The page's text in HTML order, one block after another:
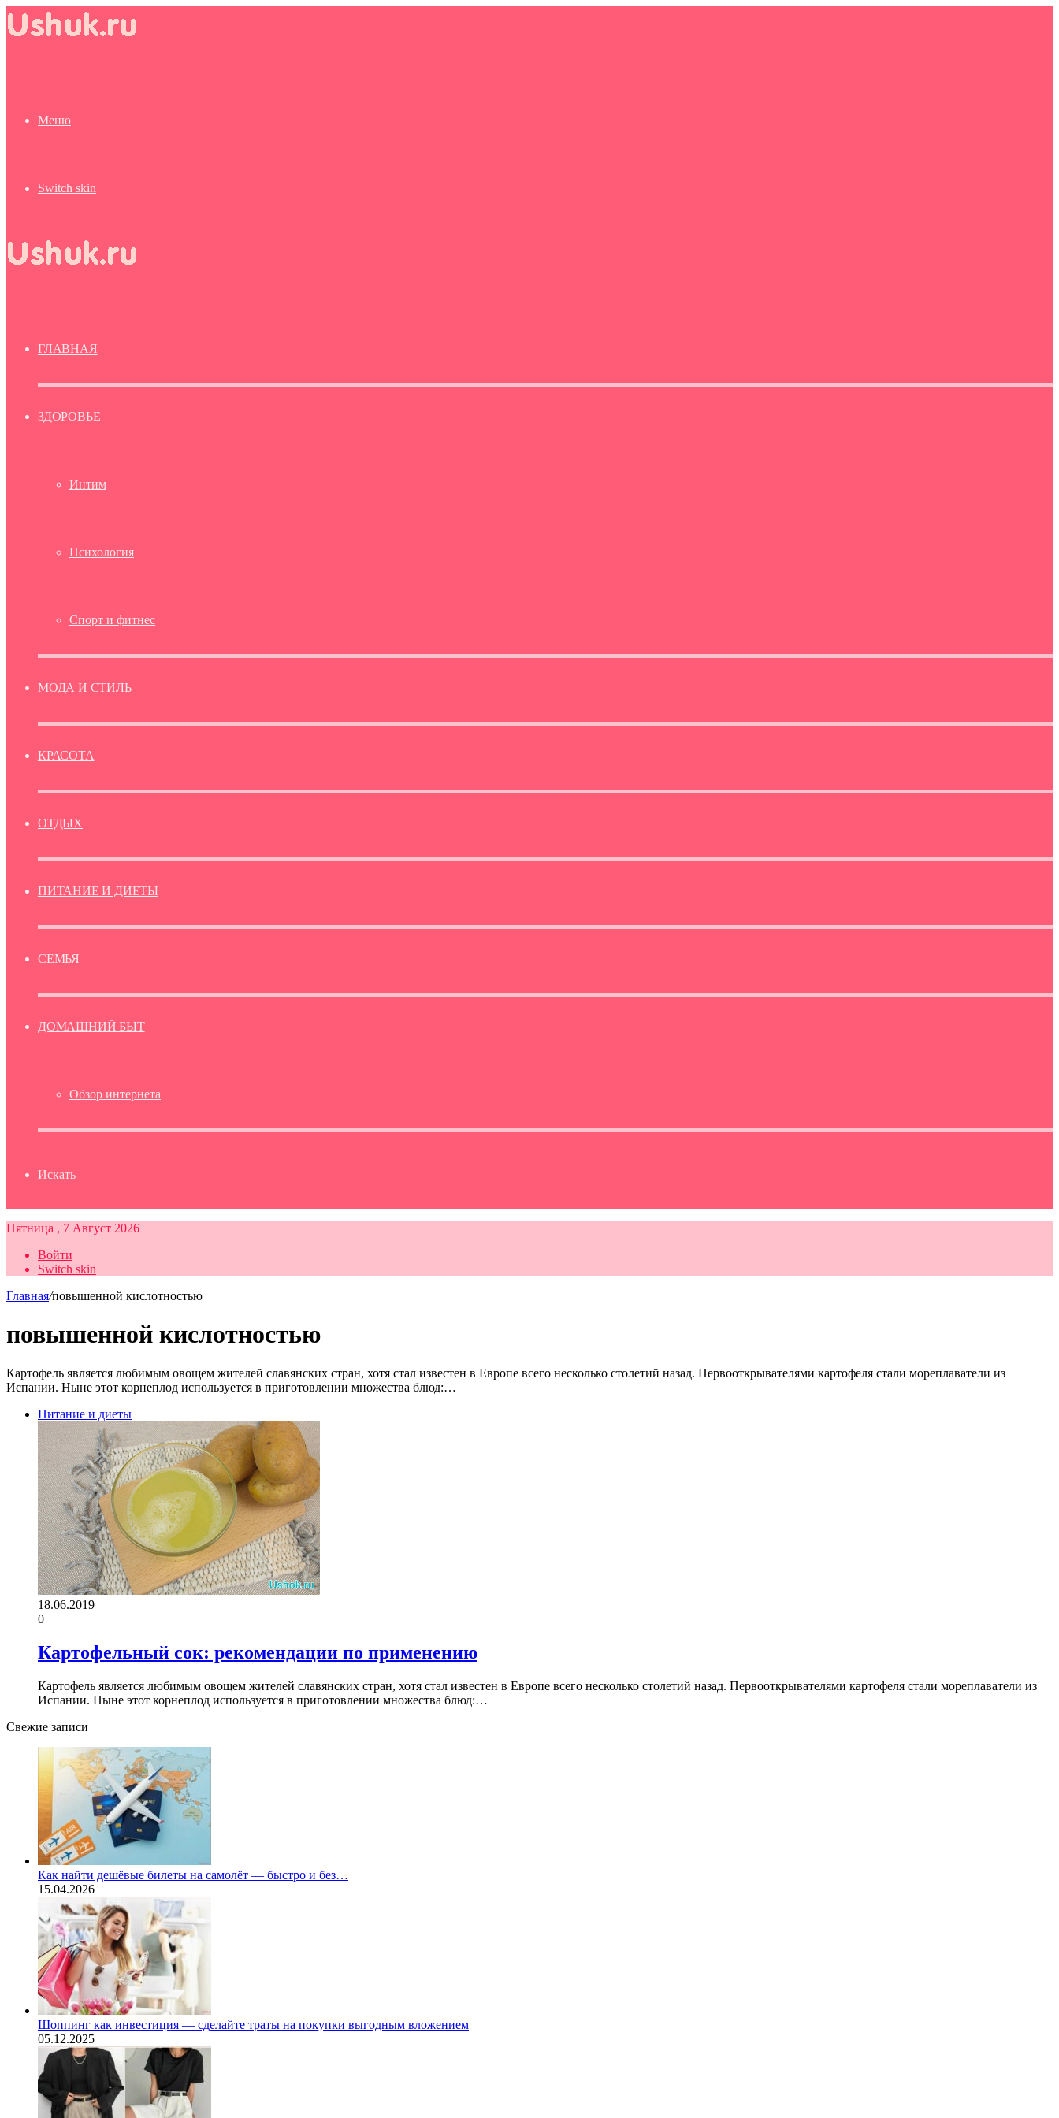
Меню
Switch skin
ГЛАВНАЯ
ЗДОРОВЬЕ
Интим
Психология
Спорт и фитнес
МОДА И СТИЛЬ
КРАСОТА
ОТДЫХ
ПИТАНИЕ И ДИЕТЫ
СЕМЬЯ
ДОМАШНИЙ БЫТ
Обзор интернета
Искать
Пятница , 7 Август 2026
Войти
Switch skin
Главная/повышенной кислотностью
повышенной кислотностью
Картофель является любимым овощем жителей славянских стран, хотя стал известен в Европе всего несколько столетий назад. Первооткрывателями картофеля стали мореплаватели из
Испании. Ныне этот корнеплод используется в приготовлении множества блюд:…
Питание и диеты
18.06.2019
0
Картофельный сок: рекомендации по применению
Картофель является любимым овощем жителей славянских стран, хотя стал известен в Европе всего несколько столетий назад. Первооткрывателями картофеля стали мореплаватели из
Испании. Ныне этот корнеплод используется в приготовлении множества блюд:…
Свежие записи
Как найти дешёвые билеты на самолёт — быстро и без…
15.04.2026
Шоппинг как инвестиция — сделайте траты на покупки выгодным вложением
05.12.2025